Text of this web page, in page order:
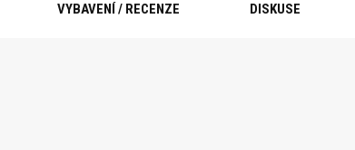
VYBAVENÍ / RECENZE DISKUSE